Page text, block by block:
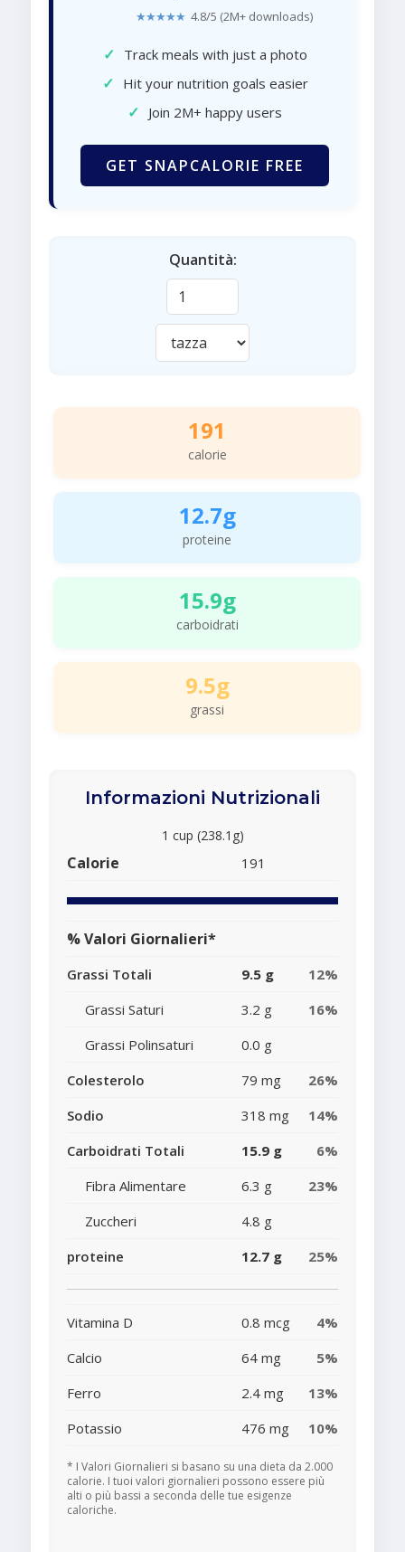
★★★★★ 4.8/5 (2M+ downloads)
✓ Track meals with just a photo
✓ Hit your nutrition goals easier
✓ Join 2M+ happy users
GET SNAPCALORIE FREE
Quantità:
191
calorie
12.7g
proteine
15.9g
carboidrati
9.5g
grassi
Informazioni Nutrizionali
1 cup (238.1g)
Calorie 191
% Valori Giornalieri*
Grassi Totali 9.5 g
12%
Grassi Saturi
3.2 g
16%
Grassi Polinsaturi
0.0 g
Colesterolo
79 mg
26%
Sodio
318 mg
14%
Carboidrati Totali
15.9 g
6%
Fibra Alimentare
6.3 g
23%
Zuccheri
4.8 g
proteine
12.7 g 25%
Vitamina D 0.8 mcg
4%
Calcio
64 mg
5%
Ferro
2.4 mg
13%
Potassio
476 mg 10%
* I Valori Giornalieri si basano su una dieta da 2.000
calorie. I tuoi valori giornalieri possono essere più
alti o più bassi a seconda delle tue esigenze
caloriche.